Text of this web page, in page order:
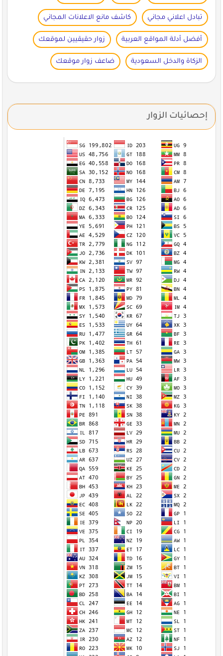
تبادل اعلاني مجاني كاشف مانع الاعلانات المجاني
أفضل أدلة المواقع العربية زوار حقيقيين لموقعك
الزكاة والدخل السعودية ضاعف زوار موقعك
إحصائيات الزوار